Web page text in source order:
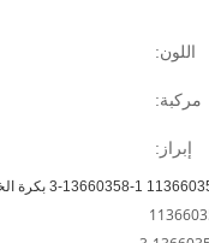
اللون:
مركبة:
إبراز: